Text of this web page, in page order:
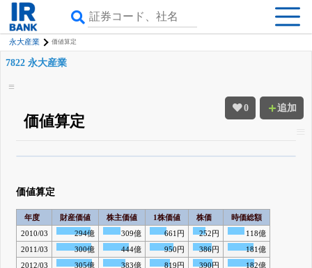
永大産業 価値算定
0 追加
7822 永大産業
価値算定
登録すると永久30%OFFと米株版の先行利用も付きます
価値算定
年度 財産価値 株主価値 1株価値 株価
時価総額
2010/03
294億 309億 661円 252円
118億
2011/03
300億 444億 950円 386円
181億
2012/03
305億 383億 819円 390円
182億